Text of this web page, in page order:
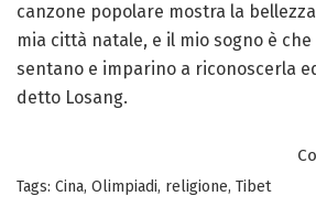
canzone popolare mostra la
mia città natale, e il mio sogno è
sentano e imparino a riconoscerla
detto Losang.
Tags: Cina, Olimpiadi, religione, Tibet